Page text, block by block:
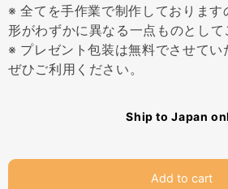
※ 全てを手作業で制作しております
形がわずかに異なる一点ものとして
※ プレゼント包装は無料でさせてい
ぜひご利用ください。
Ship to Japan
Add to cart